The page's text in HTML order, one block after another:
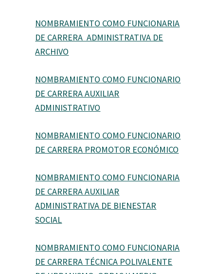
NOMBRAMIENTO COMO FUNCIONARIA
DE CARRERA ADMINISTRATIVA DE
ARCHIVO
NOMBRAMIENTO COMO FUNCIONARIO
DE CARRERA AUXILIAR
ADMINISTRATIVO
NOMBRAMIENTO COMO FUNCIONARIO
DE CARRERA PROMOTOR ECONÓMICO
NOMBRAMIENTO COMO FUNCIONARIA
DE CARRERA AUXILIAR
ADMINISTRATIVA DE BIENESTAR
SOCIAL
NOMBRAMIENTO COMO FUNCIONARIA
DE CARRERA TÉCNICA POLIVALENTE